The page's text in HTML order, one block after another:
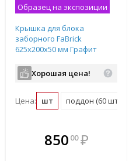
В комплекте
всегда выгоднее!
Образец на экспозиции
Крышка для блока
заборного FaBrick
625х200х50 мм Графит
Хорошая цена!
Цена: шт поддон (60 шт)
850 00 ₽